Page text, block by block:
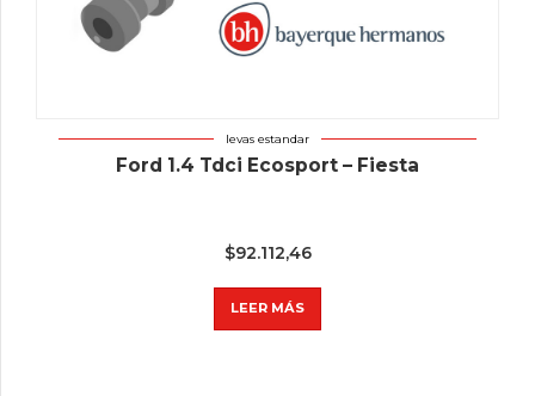
levas estandar
Ford 1.4 Tdci Ecosport – Fiesta
$92.112,46
LEER MÁS